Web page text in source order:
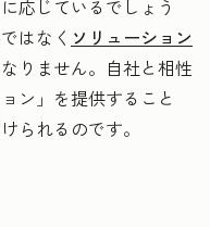
応じているでしょう
はなく ソリューション
りません。自社と相性
ン」を提供すること
られるのです。